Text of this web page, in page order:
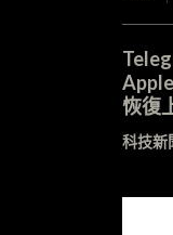
恢復
科技新